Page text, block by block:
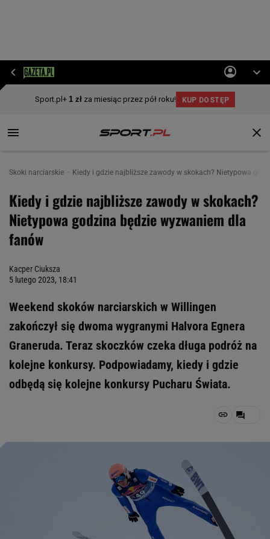
Skoki narciarskie Kiedy i gdzie najbliższe zawody w skokach? Nietypowa
Kiedy i gdzie najbliższe zawody w skokach?
Nietypowa godzina będzie wyzwaniem dla
fanów
Kacper Ciuksza
5 lutego 2023, 18:41
Weekend skoków narciarskich w Willingen
zakończył się dwoma wygranymi Halvora Egnera
Graneruda. Teraz skoczków czeka długa podróż na
kolejne konkursy. Podpowiadamy, kiedy i gdzie
odbędą się kolejne konkursy Pucharu Świata.